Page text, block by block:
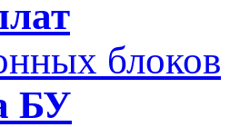
блоков
БУ